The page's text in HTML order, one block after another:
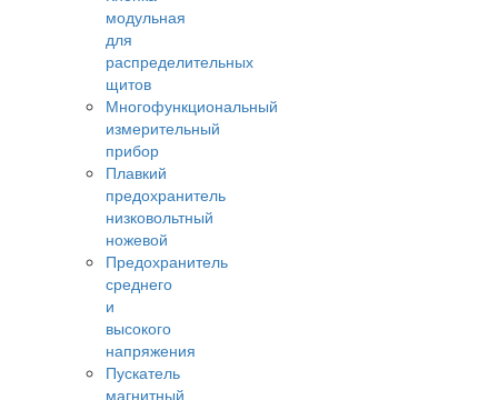
модульная
для
распределительных
щитов
Многофункциональный
измерительный
прибор
Плавкий
предохранитель
низковольтный
ножевой
Предохранитель
среднего
и
высокого
напряжения
Пускатель
магнитный